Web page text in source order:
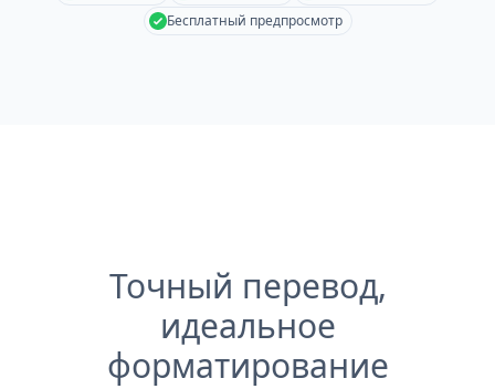
Бесплатный предпросмотр
Точный перевод,
идеальное
форматирование